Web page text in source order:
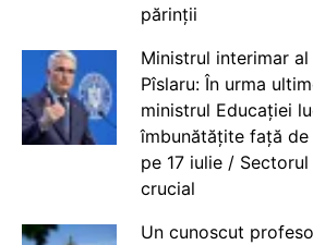
părinții
Ministrul interimar
Pîslaru: În urma
ministrul Educației
îmbunătățite față
pe 17 iulie /
crucial
Un cunoscut